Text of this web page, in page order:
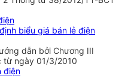
biểu giá bán lẻ điện
dẫn bởi Chương III
từ ngày 01/3/2010
điện